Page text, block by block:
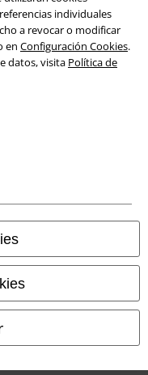
individuales
a revocar o modificar
en Configuración Cookies.
datos, visita Política de
losgastos de transporte